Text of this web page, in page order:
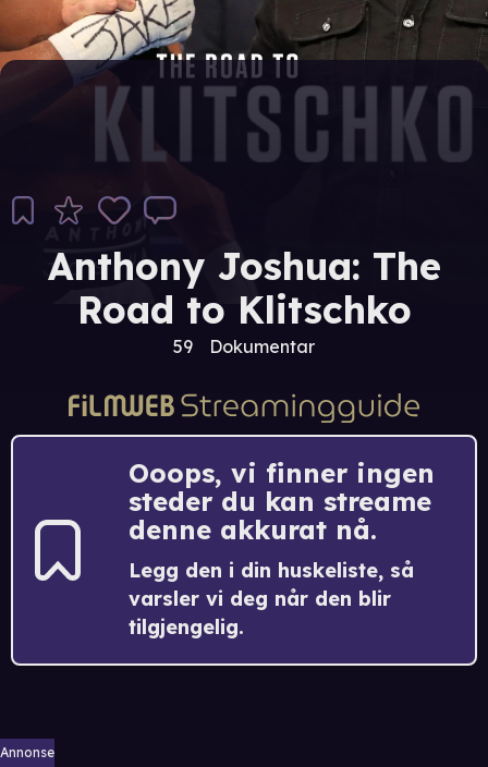
Anthony Joshua: The
Road to Klitschko
59 Dokumentar
Ooops, vi finner ingen
steder du kan streame
denne akkurat nå.
Legg den i din huskeliste, så
varsler vi deg når den blir
tilgjengelig.
Annonse